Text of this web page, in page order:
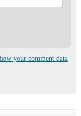
your comment data